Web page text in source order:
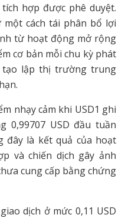
hợp được phê duyệt.
cách tái phân bổ lợi
từ hoạt động mở rộng
cơ bản mỗi chu kỳ phát
tạo lập thị trường trung
nhạy cảm khi USD1 ghi
0,99707 USD đầu tuần
đây là kết quả của hoạt
và chiến dịch gây ảnh
cung cấp bằng chứng
dịch ở mức 0,11 USD